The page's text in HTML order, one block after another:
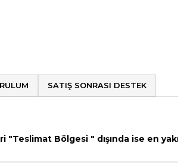
SATIŞ SONRASI DESTEK
Bölgesi " dışında ise en